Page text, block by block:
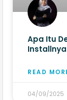
Apa Itu
Installnya
READ
04/09/2025